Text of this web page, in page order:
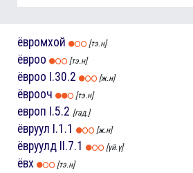
ёвромхой [тэ.н]
ёвроо [тэ.н]
ёвроо I.30.2 [ж.н]
ёврооч [тэ.н]
европ I.5.2 [гад.]
ёвруул I.1.1 [ж.н]
ёвруулд II.7.1 [үй.ү]
ёвх [тэ.н]